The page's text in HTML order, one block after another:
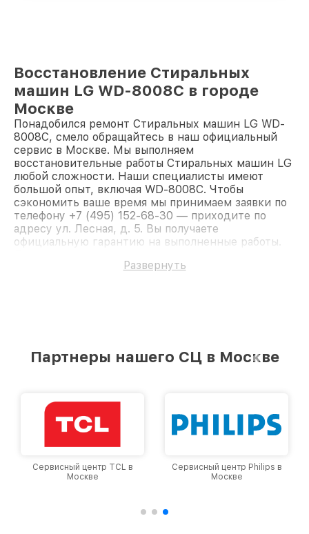
Восстановление Стиральных
машин LG WD-8008C в городе
Москве
Понадобился ремонт Стиральных машин LG WD-
8008C, смело обращайтесь в наш официальный
сервис в Москве. Мы выполняем
восстановительные работы Стиральных машин LG
любой сложности. Наши специалисты имеют
большой опыт, включая WD-8008C. Чтобы
сэкономить ваше время мы принимаем заявки по
телефону +7 (495) 152-68-30 — приходите по
адресу ул. Лесная, д. 5. Вы получаете
официальную гарантию на выполненные работы.
Развернуть
Партнеры нашего СЦ в Москве
Сервисный центр TCL в
Москве
Сервисный центр Philips в
Москве